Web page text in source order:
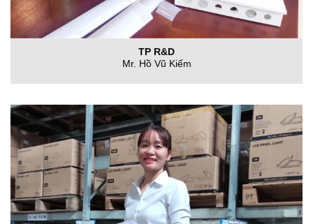
TP R&D
Mr. Hồ Vũ Kiếm